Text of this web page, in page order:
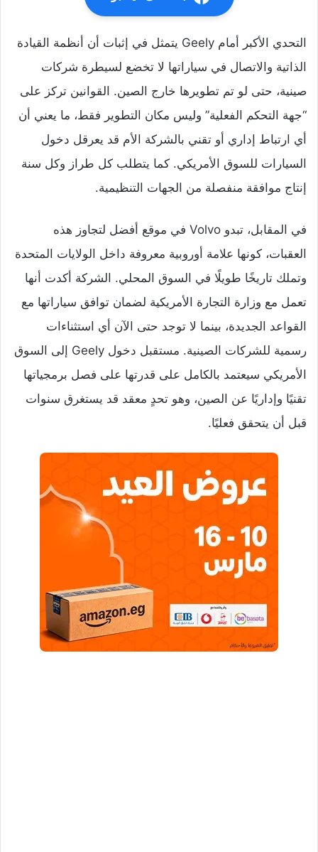
التحدي الأكبر أمام Geely يتمثل في إثبات أن أنظمة القيادة
الذاتية والاتصال في سياراتها لا تخضع لسيطرة شركات
صينية، حتى لو تم تطويرها خارج الصين. القوانين تركز على
“جهة التحكم الفعلية” وليس مكان التطوير فقط، ما يعني أن
أي ارتباط إداري أو تقني بالشركة الأم قد يعرقل دخول
السيارات للسوق الأمريكي. كما يتطلب كل طراز وكل سنة
إنتاج موافقة منفصلة من الجهات التنظيمية.
في المقابل، تبدو Volvo في موقع أفضل لتجاوز هذه
العقبات، كونها علامة أوروبية معروفة داخل الولايات المتحدة
وتملك تاريخًا طويلًا في السوق المحلي. الشركة أكدت أنها
تعمل مع وزارة التجارة الأمريكية لضمان توافق سياراتها مع
القواعد الجديدة، بينما لا توجد حتى الآن أي استثناءات
رسمية للشركات الصينية. مستقبل دخول Geely إلى السوق
الأمريكي سيعتمد بالكامل على قدرتها على فصل برمجياتها
تقنيًا وإداريًا عن الصين، وهو تحدٍ معقد قد يستغرق سنوات
قبل أن يتحقق فعليًا.